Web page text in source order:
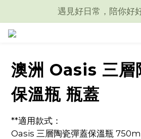
遇見好日常，陪你好
澳洲 Oasis 三層
保溫瓶 瓶蓋
**適用款式：
Oasis 三層陶瓷彈蓋保溫瓶